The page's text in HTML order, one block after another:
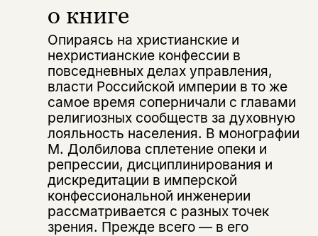
о книге
Опираясь на христианские и
нехристианские конфессии в
повседневных делах управления,
власти Российской империи в то же
самое время соперничали с главами
религиозных сообществ за духовную
лояльность населения. В монографии
М. Долбилова сплетение опеки и
репрессии, дисциплинирования и
дискредитации в имперской
конфессиональной инженерии
рассматривается с разных точек
зрения. Прежде всего — в его